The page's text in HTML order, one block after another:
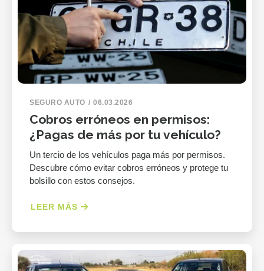
SEGURO AUTO 06.03.2026
Cobros erróneos en permisos:
¿Pagas de más por tu vehículo?
Un tercio de los vehículos paga más por permisos.
Descubre cómo evitar cobros erróneos y protege tu
bolsillo con estos consejos.
LEER MÁS